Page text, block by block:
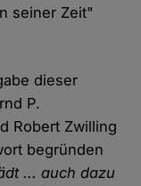
seiner Zeit"
dieser
P.
Robert Zwilling
begründen
... auch dazu